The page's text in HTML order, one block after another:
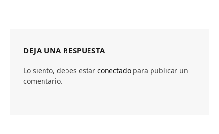
DEJA UNA RESPUESTA
Lo siento, debes estar conectado para publicar un
comentario.